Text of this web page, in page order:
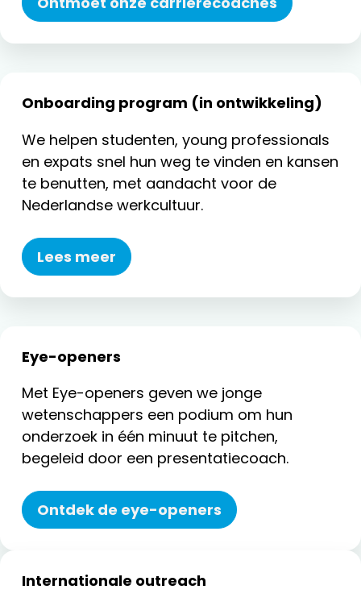
Onboarding program (in ontwikkeling)
We helpen studenten, young professionals
en expats snel hun weg te vinden en kansen
te benutten, met aandacht voor de
Nederlandse werkcultuur.
Lees meer
Eye-openers
Met Eye-openers geven we jonge
wetenschappers een podium om hun
onderzoek in één minuut te pitchen,
begeleid door een presentatiecoach.
Ontdek de eye-openers
Internationale outreach